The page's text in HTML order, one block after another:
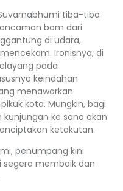
tiba-tiba
bom dari
di udara,
Ironisnya, di
pada
keindahan
menawarkan
kota. Mungkin, bagi
ke sana akan
ketakutan.
penumpang kini
segera membaik dan